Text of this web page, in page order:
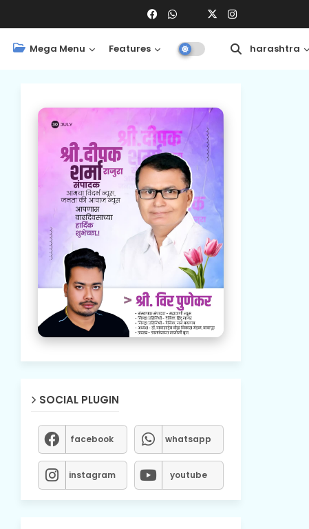
Mega Menu Features Central Maharashtra
SOCIAL PLUGIN
facebook whatsapp
instagram youtube